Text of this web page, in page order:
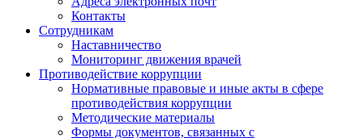
Контакты
Сотрудникам
Наставничество
Мониторинг движения врачей
Противодействие коррупции
Нормативные правовые и иные акты в сфере
противодействия коррупции
Методические материалы
Формы документов, связанных с